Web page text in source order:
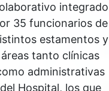
integrado
35 funcionarios de
estamentos y
áreas tanto clínicas
administrativas
del Hospital, los que